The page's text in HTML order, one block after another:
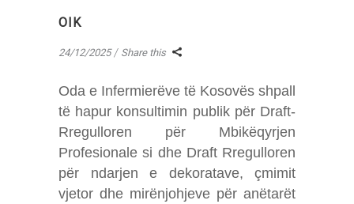
OIK
24/12/2025 Share this
Oda e Infermierëve të Kosovës shpall
të hapur konsultimin publik për Draft-
Rregulloren për Mbikëqyrjen
Profesionale si dhe Draft Rregulloren
për ndarjen e dekoratave, çmimit
vjetor dhe mirënjohjeve për anëtarët